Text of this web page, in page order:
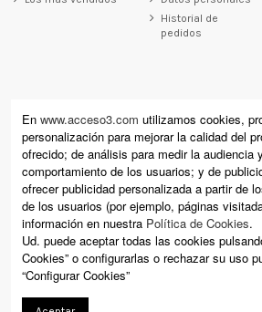
Historial de
pedidos
Contacto
Acceso3
Raimundo Revilla 12, Laredo (Cantabria)
Calle Cervantes 11, Santoña (Cantabria)
+34 942 610 178 (laredo) +34 942 671 864
info@acceso3.com
En www.acceso3.com utilizamos cookies,
personalización para mejorar la calidad del
ofrecido; de análisis para medir la audiencia
comportamiento de los usuarios; y de
ofrecer publicidad personalizada a partir de
de los usuarios (por ejemplo, páginas
información en nuestra Política de Cookies.
Ud. puede aceptar todas las cookies
Cookies” o configurarlas o rechazar su uso
“Configurar Cookies”